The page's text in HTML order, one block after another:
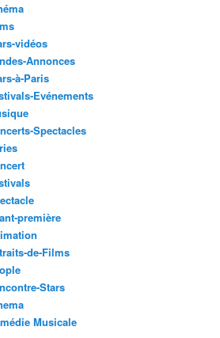
vidéos
Annonces
à-Paris
Evénements
Spectacles
première
de-Films
Stars
Musicale